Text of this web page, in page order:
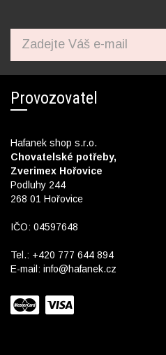
Provozovatel
Hafanek shop s.r.o.
Chovatelské potřeby,
Zverimex Hořovice
Podluhy 244
268 01 Hořovice
IČO: 04597648
Tel.: +420 777 644 894
E-mail: info@hafanek.cz